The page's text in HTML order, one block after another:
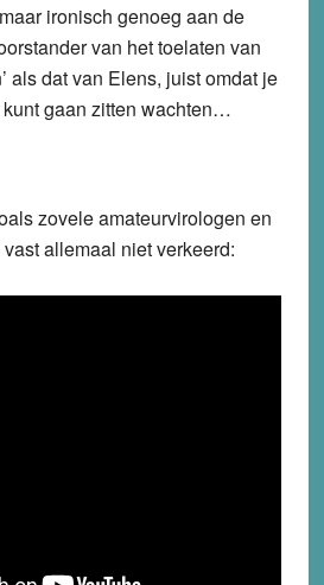
ironisch genoeg aan de
van het toelaten van
als dat van Elens, juist omdat je
gaan zitten wachten…
zovele amateurvirologen en
allemaal niet verkeerd: